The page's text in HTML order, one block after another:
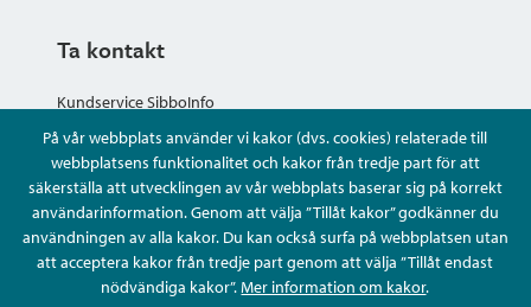
På vår webbplats använder vi kakor (dvs. cookies) relaterade till
webbplatsens funktionalitet och kakor från tredje part för att
säkerställa att utvecklingen av vår webbplats baserar sig på korrekt
användarinformation. Genom att välja ”Tillåt kakor” godkänner du
användningen av alla kakor. Du kan också surfa på webbplatsen utan
att acceptera kakor från tredje part genom att välja ”Tillåt endast
nödvändiga kakor”.Mer information om kakor.
Ta kontakt
Kundservice SibboInfo
Ge anonym respons
Ställ en fråga eller sköta ditt ärende
Kontaktuppgifter